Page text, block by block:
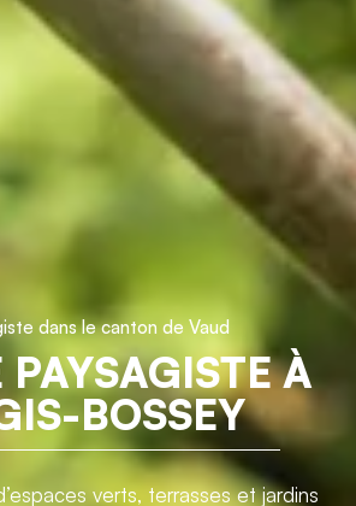
dans le canton de Vaud
PAYSAGISTE À
BOSSEY
verts, terrasses et jardins